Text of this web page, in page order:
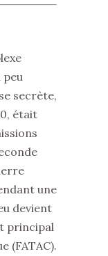
secrète,
était
une
devient
principal
(FATAC).